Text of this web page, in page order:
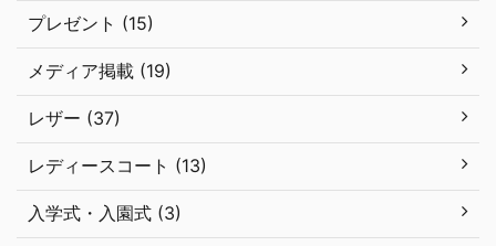
プレゼント (15)
メディア掲載 (19)
レザー (37)
レディースコート (13)
入学式・入園式 (3)